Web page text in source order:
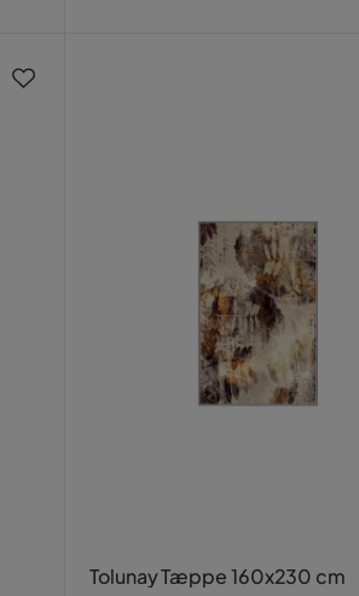
Tolunay Tæppe 160x230 cm